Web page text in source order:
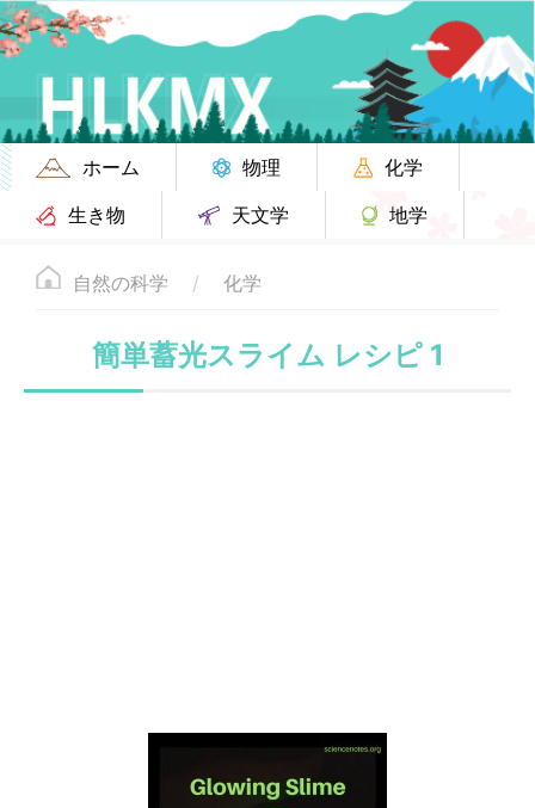
ホーム 物理
化学
生き物
天文学 地学
自然の科学 化学
簡単蓄光スライム レシピ 1